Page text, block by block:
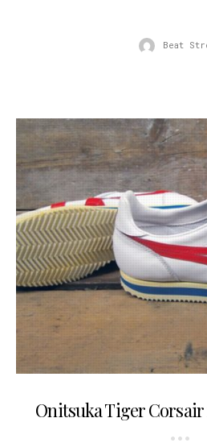
Beat
Onitsuka Tiger Corsair